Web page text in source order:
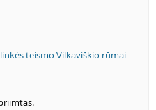
teismo Vilkaviškio rūmai